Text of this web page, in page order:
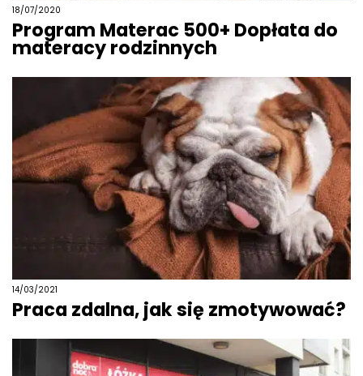
18/07/2020
Program Materac 500+ Dopłata do
materacy rodzinnych
14/03/2021
Praca zdalna, jak się zmotywować?